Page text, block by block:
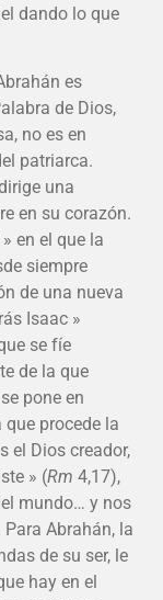
dando lo que
es
de Dios,
no es en
patriarca.
una
en su corazón.
en el que la
siempre
de una nueva
Isaac »
se fíe
de la que
pone en
procede la
el Dios creador,
» (Rm 4,17),
mundo… y nos
Abrahán, la
de su ser, le
hay en el